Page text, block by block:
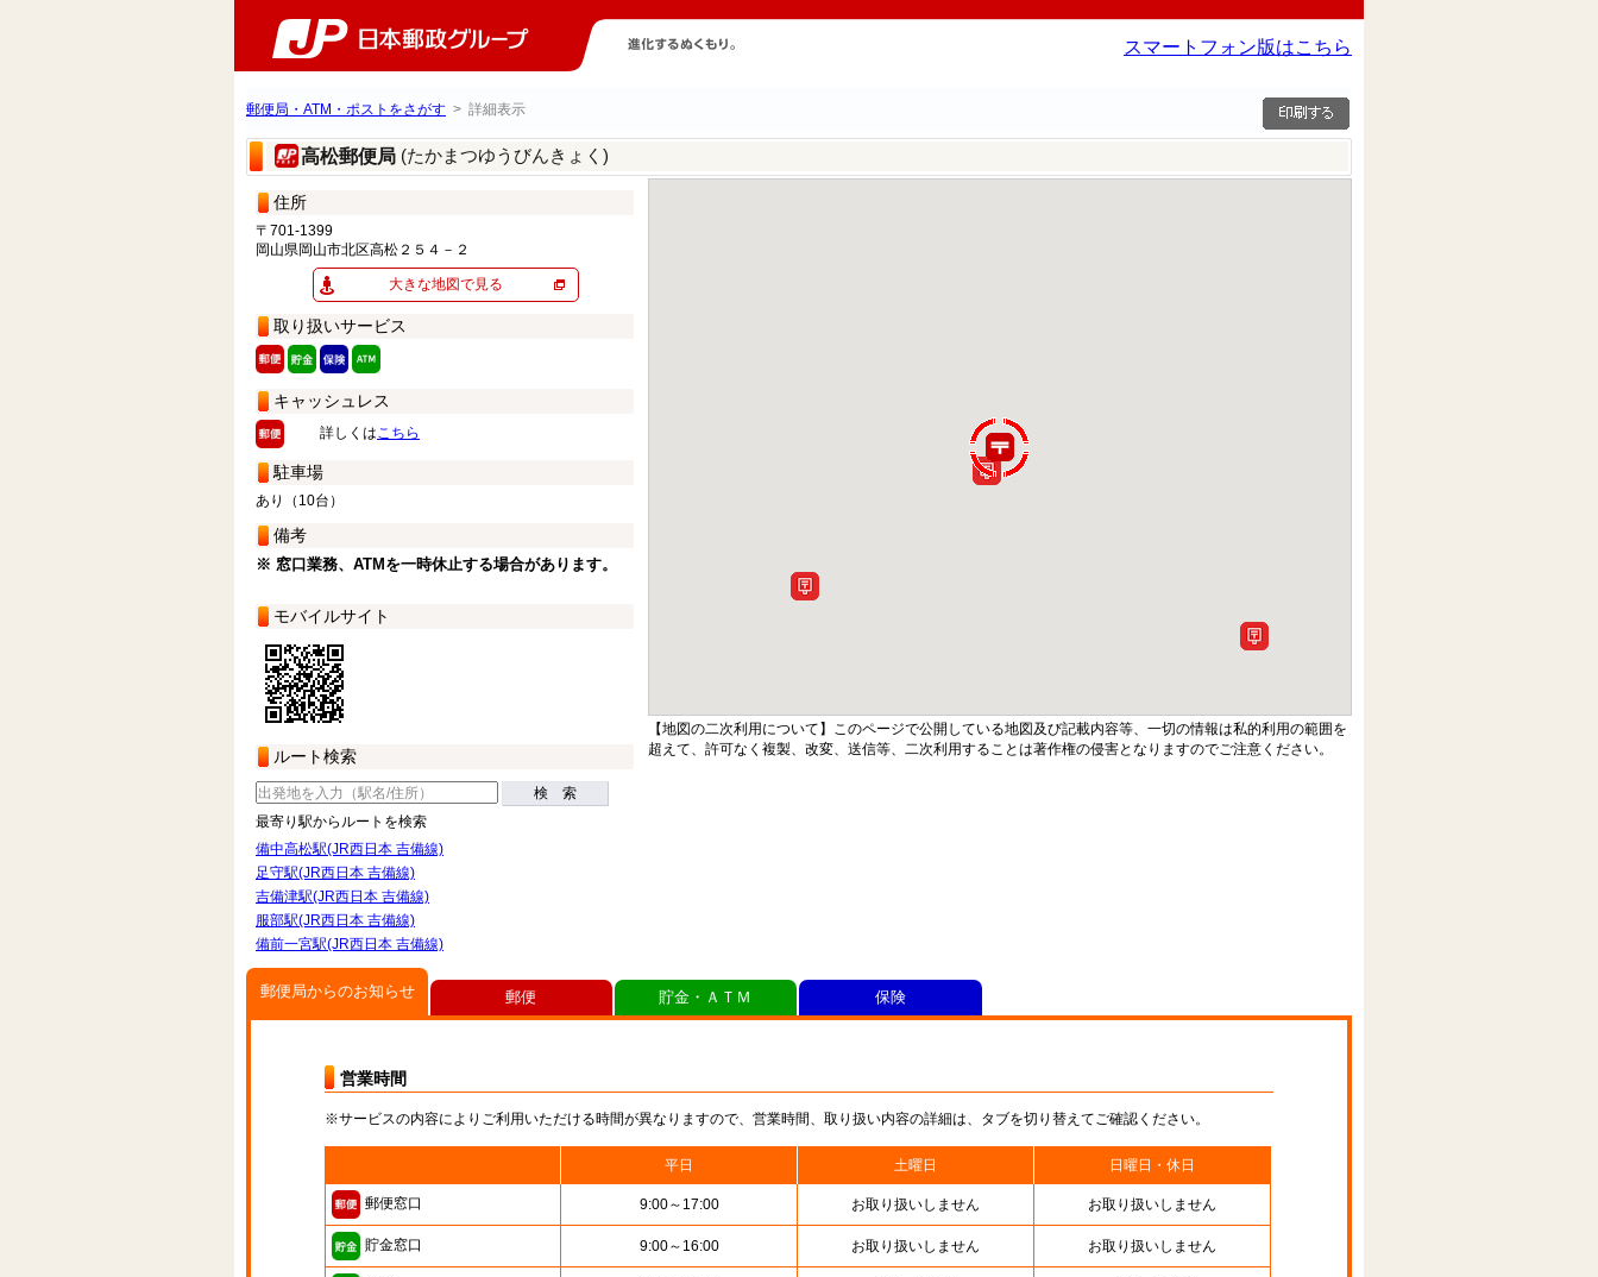
スマートフォン版はこちら
郵便局・ATM・ポストをさがす > 詳細表示
高松郵便局 (たかまつゆうびんきょく)
住所
〒701-1399
岡山県岡山市北区高松２５４－２
大きな地図で見る
取り扱いサービス
キャッシュレス
詳しくはこちら
駐車場
あり（10台）
備考
※ 窓口業務、ATMを一時休止する場合があります。
モバイルサイト
ルート検索
検 索
最寄り駅からルートを検索
備中高松駅(JR西日本 吉備線)
足守駅(JR西日本 吉備線)
吉備津駅(JR西日本 吉備線)
服部駅(JR西日本 吉備線)
備前一宮駅(JR西日本 吉備線)
【地図の二次利用について】このページで公開している地図及び記載内容等、一切の情報は私的利用の範囲を
超えて、許可なく複製、改変、送信等、二次利用することは著作権の侵害となりますのでご注意ください。
郵便局からのお知らせ
営業時間
※サービスの内容によりご利用いただける時間が異なりますので、営業時間、取り扱い内容の詳細は、タブを切り替えてご確認ください。
平日 土曜日 日曜日・休日
郵便窓口 9:00～17:00 お取り扱いしません お取り扱いしません
貯金窓口 9:00～16:00 お取り扱いしません お取り扱いしません
郵便 貯金・ＡＴＭ 保険